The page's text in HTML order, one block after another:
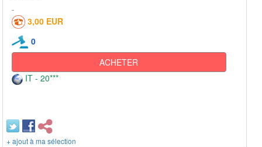
3,00 EUR
0
ACHETER
IT - 20***
+ ajout à ma sélection